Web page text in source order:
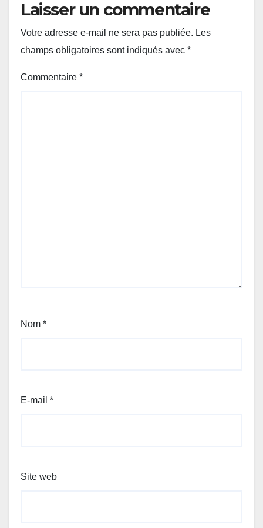
Laisser un commentaire
Votre adresse e-mail ne sera pas publiée. Les
champs obligatoires sont indiqués avec *
Commentaire *
Nom *
E-mail *
Site web